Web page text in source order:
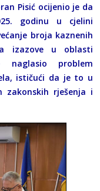
Pisić ocijenio je da
godinu u cjelini
broja kaznenih
izazove u oblasti
naglasio problem
ističući da je to u
zakonskih rješenja i